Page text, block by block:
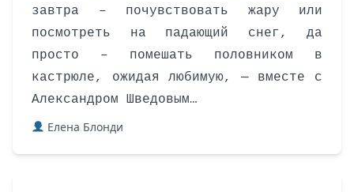
завтра – почувствовать жару или
посмотреть на падающий снег, да
просто – помешать половником в
кастрюле, ожидая любимую, — вместе с
Александром Шведовым…
Елена Блонди